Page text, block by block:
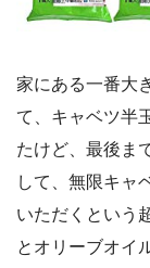
家にある一番大
て、キャベツ半
たけど、最後ま
して、無限キャ
いただくという
とオリーブオイ